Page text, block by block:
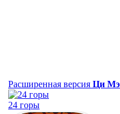
Расширенная версия Ци
24 горы